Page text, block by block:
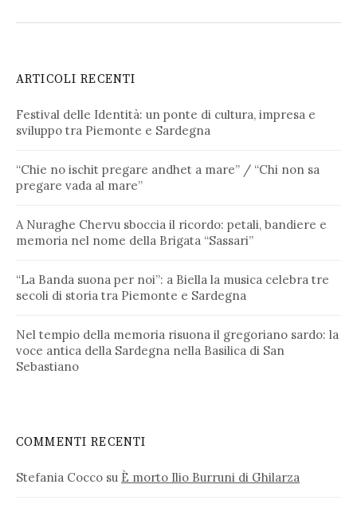
ARTICOLI RECENTI
Festival delle Identità: un ponte di cultura, impresa e
sviluppo tra Piemonte e Sardegna
“Chie no ischit pregare andhet a mare” / “Chi non sa
pregare vada al mare”
A Nuraghe Chervu sboccia il ricordo: petali, bandiere e
memoria nel nome della Brigata “Sassari”
“La Banda suona per noi”: a Biella la musica celebra tre
secoli di storia tra Piemonte e Sardegna
Nel tempio della memoria risuona il gregoriano sardo: la
voce antica della Sardegna nella Basilica di San
Sebastiano
COMMENTI RECENTI
Stefania Cocco su È morto Ilio Burruni di Ghilarza